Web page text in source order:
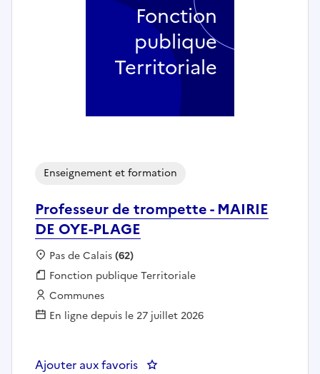
Professeur de trompette - MAIRIE
DE OYE-PLAGE
Enseignement et formation
Localisation :
Pas de Calais(62)
Fonction publique :
Fonction publique Territoriale
Employeur :
Communes
En ligne depuis le 27 juillet 2026
Ajouter aux favoris : Professeur de trompette -
Fonction
publique
Territoriale